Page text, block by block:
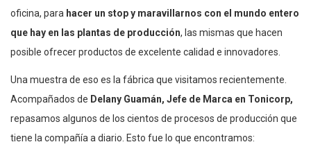
oficina, para hacer un stop y maravillarnos con el mundo entero
que hay en las plantas de producción, las mismas que hacen
posible ofrecer productos de excelente calidad e innovadores.
Una muestra de eso es la fábrica que visitamos recientemente.
Acompañados de Delany Guamán, Jefe de Marca en Tonicorp,
repasamos algunos de los cientos de procesos de producción que
tiene la compañía a diario. Esto fue lo que encontramos: